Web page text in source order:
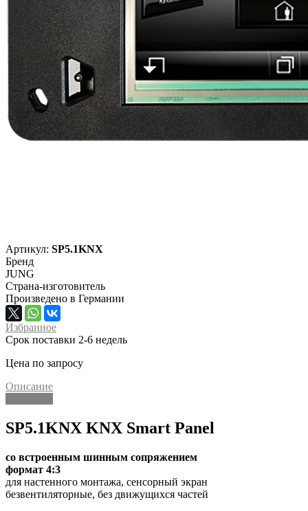
Артикул: SP5.1KNX
Бренд
JUNG
Страна-изготовитель
Произведено в Германии
Избранное
Срок поставки 2-6 недель
Цена по запросу
Описание
SP5.1KNX KNX Smart Panel
со встроенным шинным сопряжением
формат 4:3
для настенного монтажа, сенсорный экран
безвентиляторные, без движущихся частей